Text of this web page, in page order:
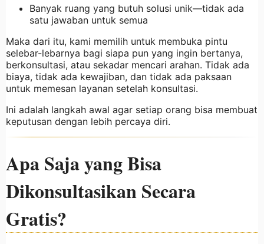
Banyak ruang yang butuh solusi unik—tidak ada
satu jawaban untuk semua
Maka dari itu, kami memilih untuk membuka pintu
selebar-lebarnya bagi siapa pun yang ingin bertanya,
berkonsultasi, atau sekadar mencari arahan. Tidak ada
biaya, tidak ada kewajiban, dan tidak ada paksaan
untuk memesan layanan setelah konsultasi.
Ini adalah langkah awal agar setiap orang bisa membuat
keputusan dengan lebih percaya diri.
Apa Saja yang Bisa
Dikonsultasikan Secara
Gratis?